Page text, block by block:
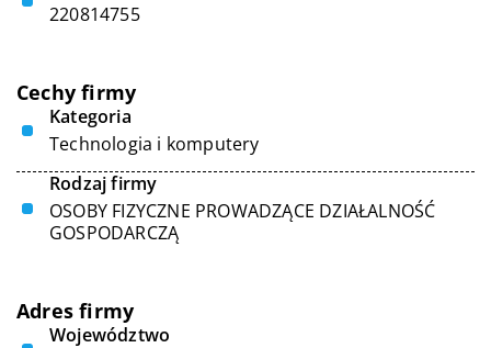
220814755
Cechy firmy
Kategoria
Technologia i komputery
Rodzaj firmy
OSOBY FIZYCZNE PROWADZĄCE DZIAŁALNOŚĆ
GOSPODARCZĄ
Adres firmy
Województwo